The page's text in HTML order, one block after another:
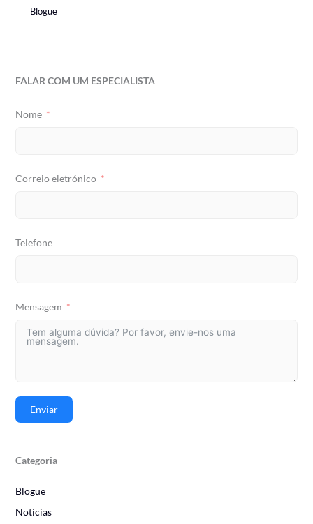
Blogue
FALAR COM UM ESPECIALISTA
Nome
Correio eletrónico
Telefone
Mensagem
Enviar
Categoria
Blogue
Notícias